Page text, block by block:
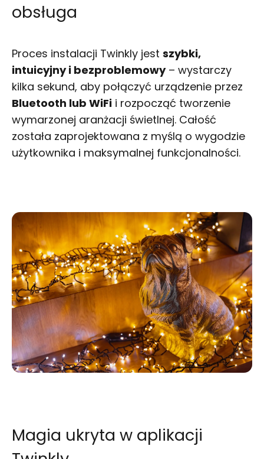
obsługa
Proces instalacji Twinkly jest szybki,
intuicyjny i bezproblemowy– wystarczy
kilka sekund, aby połączyć urządzenie przez
Bluetooth lub WiFi i rozpocząć tworzenie
wymarzonej aranżacji świetlnej. Całość
została zaprojektowana z myślą o wygodzie
użytkownika i maksymalnej funkcjonalności.
Magia ukryta w aplikacji